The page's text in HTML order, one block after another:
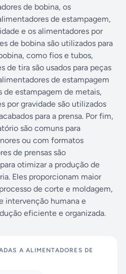
de bobina, os
de estampagem,
e os alimentadores por
de bobina são utilizados para
como fios e tubos,
de tira são usados para peças
de estampagem
de estampagem de metais,
por gravidade são utilizados
para a prensa. Por fim,
são comuns para
ou com formatos
de prensas são
otimizar a produção de
Eles proporcionam maior
de corte e moldagem,
intervenção humana e
eficiente e organizada.
AALIMENTADORES DE